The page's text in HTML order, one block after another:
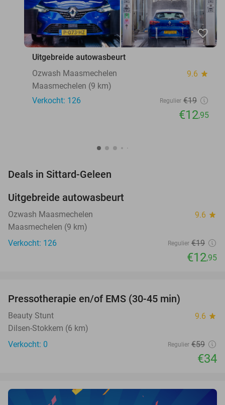
favorite_border
Uitgebreide autowasbeurt
Ozwash Maasmechelen
9.6 star
Maasmechelen (9 km)
Verkocht: 126
Regulier €19
€12,95
Deals in Sittard-Geleen
NEW
TODAY
Uitgebreide autowasbeurt
Ozwash Maasmechelen 9.6 star
Maasmechelen (9 km)
Verkocht: 126
Regulier €19
€12,95
TODAY
Pressotherapie en/of EMS (30-45 min)
Beauty Stunt 9.6 star
Dilsen-Stokkem (6 km)
Verkocht: 0
Regulier €59
€34